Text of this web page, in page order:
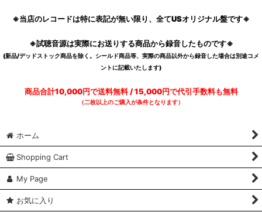
※当店のレコードは特に表記が無い限り、全てUSオリジナル盤です※
※試聴音源は実際にお送りする商品から録音したものです※
(新品/デッドストック商品を除く。シールド商品等、実際の商品以外から録音した場合は別途コメ
ントに記載いたします)
商品合計10,000円で送料無料 / 15,000円で代引手数料も無料
（二枚以上のご購入が条件となります）
ホーム
Shopping Cart
My Page
お気に入り